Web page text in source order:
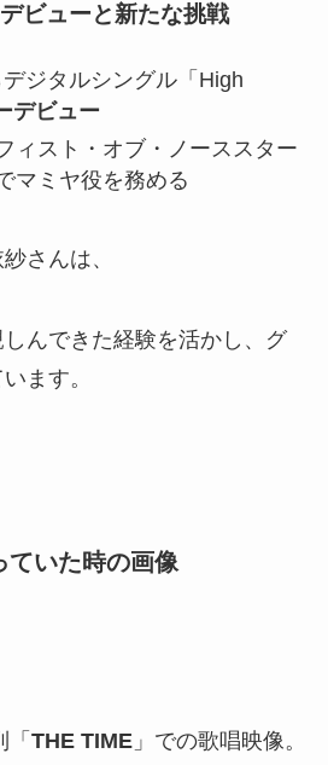
ビューと新たな挑戦
ジタルシングル「High
デビュー
ィスト・オブ・ノーススター
マミヤ役を務める
さんは、
んできた経験を活かし、グ
ます。
ていた時の画像
THE TIME」での歌唱映像。